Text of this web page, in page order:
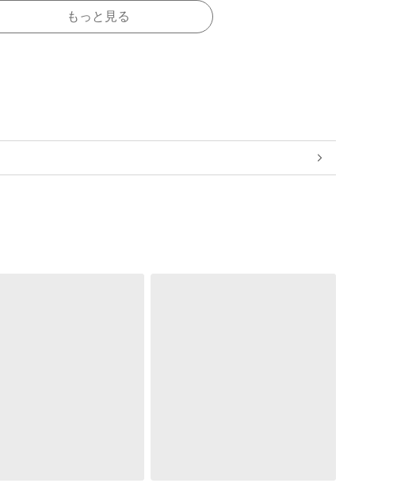
もっと見る